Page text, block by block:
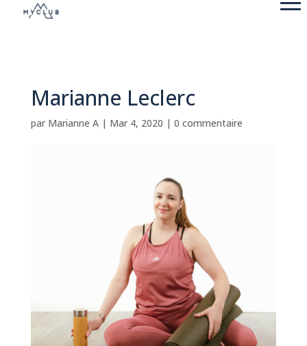
Marianne Leclerc
par Marianne A| Mar 4, 2020 | 0 commentaire